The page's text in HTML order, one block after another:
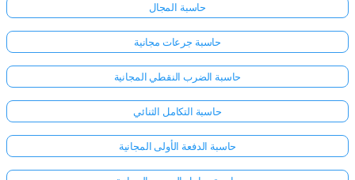
حاسبة المجال
حاسبة جرعات مجانية
حاسبة الضرب النقطي المجانية
حاسبة التكامل الثنائي
حاسبة الدفعة الأولى المجانية